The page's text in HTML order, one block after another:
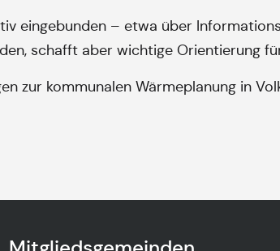
eingebunden – etwa über
schafft aber wichtige Orientierung
zur kommunalen Wärmeplanung in